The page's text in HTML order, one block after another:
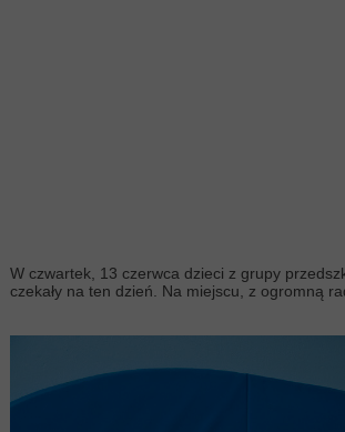
W czwartek, 13 czerwca dzieci z grupy
czekały na ten dzień. Na miejscu, z ogromną